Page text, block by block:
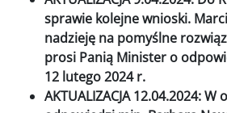
sprawie kolejne wnioski.
nadzieję na pomyślne
prosi Panią Minister o
12 lutego 2024 r.
AKTUALIZACJA 12.04.2024: W